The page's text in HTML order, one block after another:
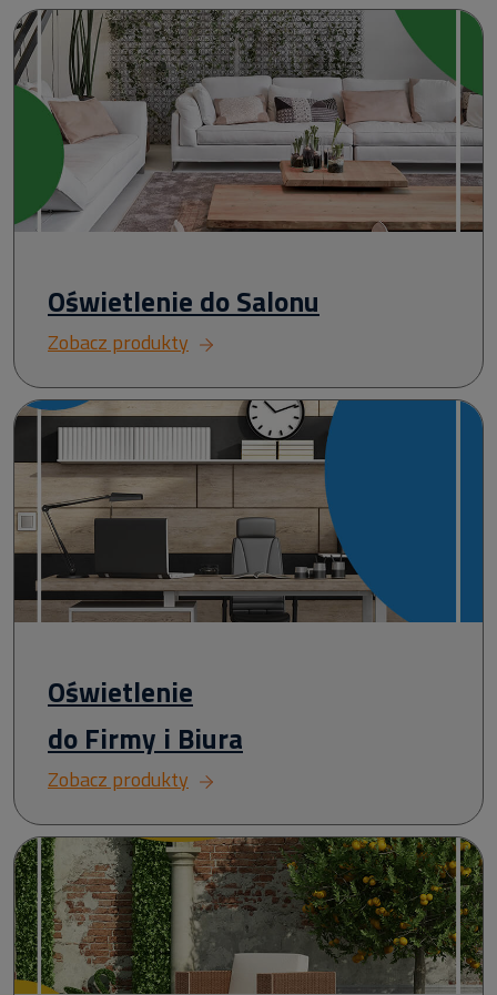
Oświetlenie do Salonu
Zobacz produkty
Oświetlenie
do Firmy i Biura
Zobacz produkty